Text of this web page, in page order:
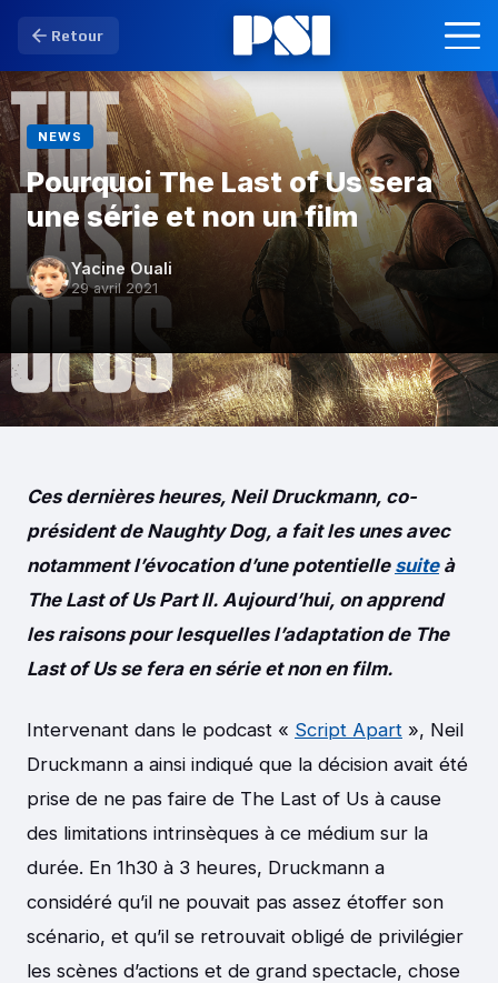
Retour
NEWS
Pourquoi The Last of Us sera
une série et non un film
Yacine Ouali
29 avril 2021
Ces dernières heures, Neil Druckmann, co-
président de Naughty Dog, a fait les unes avec
notamment l’évocation d’une potentielle suiteà
The Last of Us Part II. Aujourd’hui, on apprend
les raisons pour lesquelles l’adaptation de The
Last of Us se fera en série et non en film.
Intervenant dans le podcast « Script Apart », Neil
Druckmann a ainsi indiqué que la décision avait été
prise de ne pas faire de The Last of Us à cause
des limitations intrinsèques à ce médium sur la
durée. En 1h30 à 3 heures, Druckmann a
considéré qu’il ne pouvait pas assez étoffer son
scénario, et qu’il se retrouvait obligé de privilégier
les scènes d’actions et de grand spectacle, chose